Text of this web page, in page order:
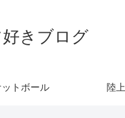
きブログ
トボール 陸上